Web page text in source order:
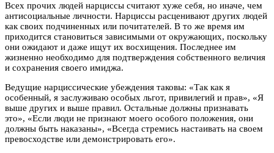
Всех прочих людей нарциссы считают хуже себя, но иначе, чем
антисоциальные личности. Нарциссы расценивают других людей
как своих подчиненных или почитателей. В то же время им
приходится становиться зависимыми от окружающих, поскольку
они ожидают и даже ищут их восхищения. Последнее им
жизненно необходимо для подтверждения собственного величия
и сохранения своего имиджа.
Ведущие нарциссические убеждения таковы: «Так как я
особенный, я заслуживаю особых льгот, привилегий и прав», «Я
выше других и выше правил. Остальные должны признавать
это», «Если люди не признают моего особого положения, они
должны быть наказаны», «Всегда стремись настаивать на своем
превосходстве или демонстрировать его».